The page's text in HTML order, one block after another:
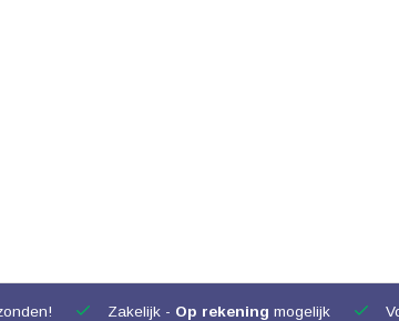
Zakelijk - Op rekening mogelijk